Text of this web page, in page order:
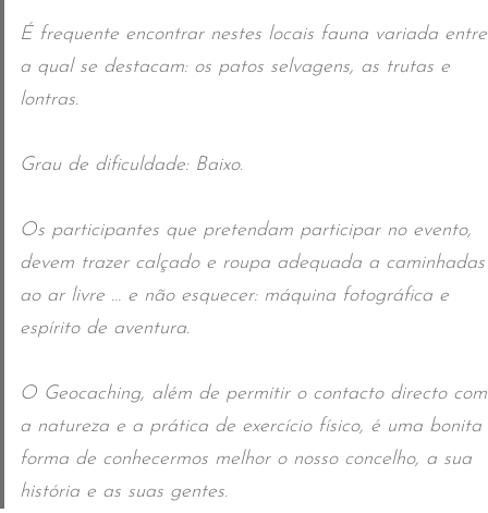
É frequente encontrar nestes locais fauna variada entre
a qual se destacam: os patos selvagens, as trutas e
lontras.
Grau de dificuldade: Baixo.
Os participantes que pretendam participar no evento,
devem trazer calçado e roupa adequada a caminhadas
ao ar livre … e não esquecer: máquina fotográfica e
espírito de aventura.
O Geocaching, além de permitir o contacto directo com
a natureza e a prática de exercício físico, é uma bonita
forma de conhecermos melhor o nosso concelho, a sua
história e as suas gentes.